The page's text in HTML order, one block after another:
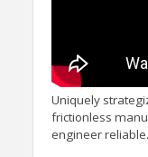
Uniquely
frictionless
engineer reliable.